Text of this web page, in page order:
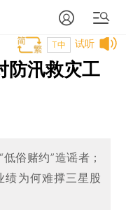
试听
T中
防汛救灾工
俗赌约”造谣者；
绩为何难撑三星股